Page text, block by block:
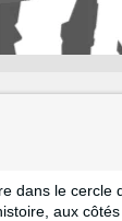
dans le cercle
aux